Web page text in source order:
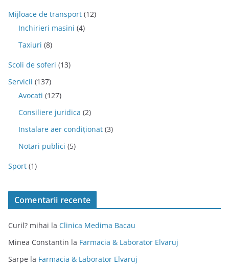
Mijloace de transport (12)
Inchirieri masini (4)
Taxiuri (8)
Scoli de soferi (13)
Servicii (137)
Avocati (127)
Consiliere juridica (2)
Instalare aer condiționat (3)
Notari publici (5)
Sport (1)
Comentarii recente
Curil? mihai la Clinica Medima Bacau
Minea Constantin la Farmacia & Laborator Elvaruj
Sarpe la Farmacia & Laborator Elvaruj